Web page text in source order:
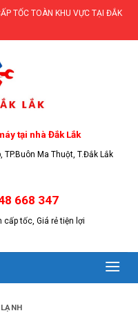
TỐC TOÀN KHU VỰC TẠI ĐẮK
tại nhà Đắk Lắk
Ma Thuột, T.Đắk Lắk
668 347
tốc, Giá rẻ tiện lợi